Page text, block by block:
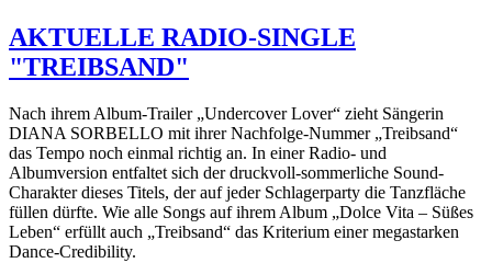
AKTUELLE RADIO-SINGLE
"TREIBSAND"
Nach ihrem Album-Trailer „Undercover Lover“ zieht Sängerin
DIANA SORBELLO mit ihrer Nachfolge-Nummer „Treibsand“
das Tempo noch einmal richtig an. In einer Radio- und
Albumversion entfaltet sich der druckvoll-sommerliche Sound-
Charakter dieses Titels, der auf jeder Schlagerparty die Tanzfläche
füllen dürfte. Wie alle Songs auf ihrem Album „Dolce Vita – Süßes
Leben“ erfüllt auch „Treibsand“ das Kriterium einer megastarken
Dance-Credibility.